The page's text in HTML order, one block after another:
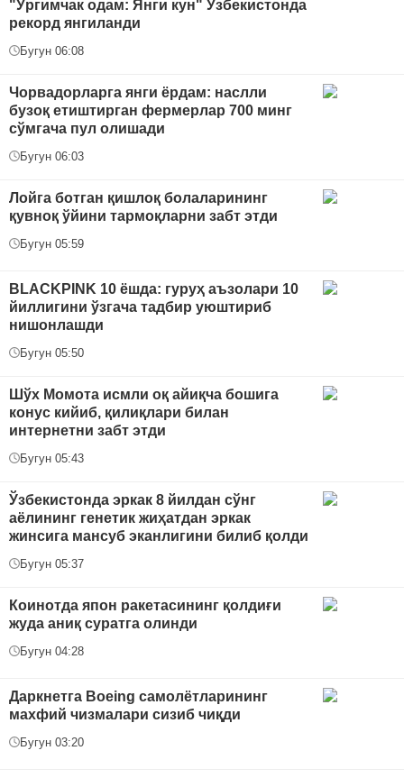
"Ўргимчак одам: Янги кун" Ўзбекистонда
рекорд янгиланди
Бугун 06:08
Чорвадорларга янги ёрдам: наслли
бузоқ етиштирган фермерлар 700 минг
сўмгача пул олишади
Бугун 06:03
Лойга ботган қишлоқ болаларининг
қувноқ ўйини тармоқларни забт этди
Бугун 05:59
BLACKPINK 10 ёшда: гуруҳ аъзолари 10
йиллигини ўзгача тадбир уюштириб
нишонлашди
Бугун 05:50
Шўх Момота исмли оқ айиқча бошига
конус кийиб, қилиқлари билан
интернетни забт этди
Бугун 05:43
Ўзбекистонда эркак 8 йилдан сўнг
аёлининг генетик жиҳатдан эркак
жинсига мансуб эканлигини билиб қолди
Бугун 05:37
Коинотда япон ракетасининг қолдиғи
жуда аниқ суратга олинди
Бугун 04:28
Даркнетга Boeing самолётларининг
махфий чизмалари сизиб чиқди
Бугун 03:20